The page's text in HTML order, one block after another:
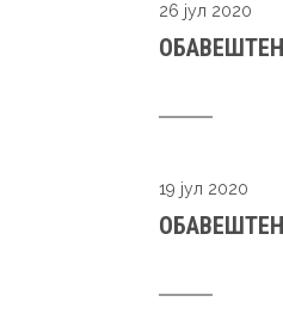
26 јул 2020
19 јул 2020